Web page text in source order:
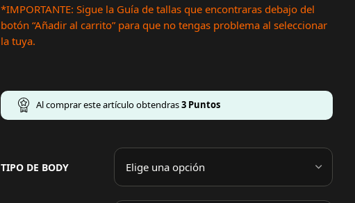
*IMPORTANTE: Sigue la Guía de tallas que encontraras debajo del
botón “Añadir al carrito” para que no tengas problema al seleccionar
la tuya.
Al comprar este artículo obtendras3Puntos
TIPO DE BODY